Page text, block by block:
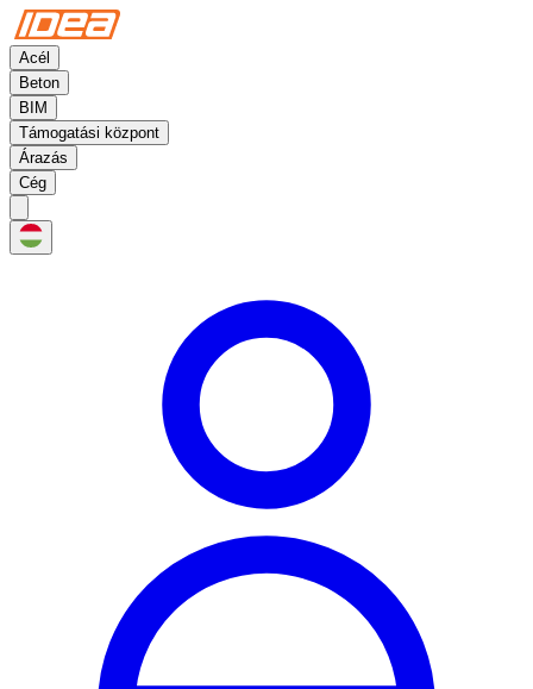
Acél
Beton
BIM
Támogatási központ
Árazás
Cég